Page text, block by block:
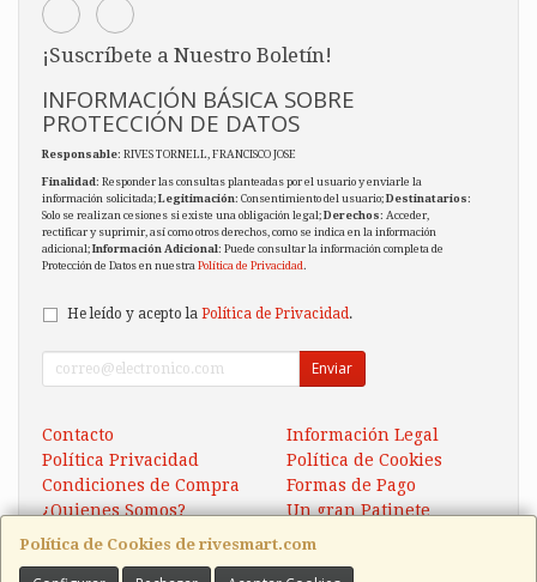
Política de Cookies de rivesmart.com
¡Suscríbete a Nuestro Boletín!
INFORMACIÓN BÁSICA SOBRE
PROTECCIÓN DE DATOS
Responsable: RIVES TORNELL, FRANCISCO JOSE
Finalidad: Responder las consultas planteadas por el usuario y enviarle la
información solicitada;Legitimación: Consentimiento del usuario;Destinatarios:
Solo se realizan cesiones si existe una obligación legal;Derechos: Acceder,
rectificar y suprimir, así como otros derechos, como se indica en la información
adicional;Información Adicional: Puede consultar la información completa de
Protección de Datos en nuestra Política de Privacidad.
He leído y acepto la Política de Privacidad .
Enviar
Contacto
Información Legal
Política Privacidad
Política de Cookies
Condiciones de Compra
Formas de Pago
¿Quienes Somos?
Un gran Patinete